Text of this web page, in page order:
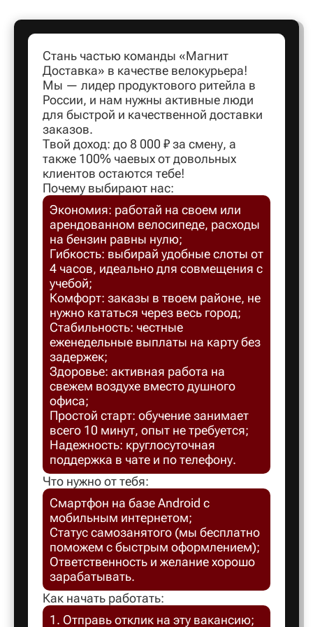
Артем
Ачинск
Балаково
Балахна
Барнаул
Безенчук
Белая
Стань частью команды «Магнит
Доставка» в качестве велокурьера!
Мы — лидер продуктового ритейла в
России, и нам нужны активные люди
для быстрой и качественной доставки
заказов.
Твой доход: до 8 000 ₽ за смену, а
также 100% чаевых от довольных
клиентов остаются тебе!
Почему выбирают нас:
Экономия: работай на своем или
арендованном велосипеде, расходы
на бензин равны нулю;
Гибкость: выбирай удобные слоты от
4 часов, идеально для совмещения с
учебой;
Комфорт: заказы в твоем районе, не
нужно кататься через весь город;
Стабильность: честные
еженедельные выплаты на карту без
задержек;
Здоровье: активная работа на
свежем воздухе вместо душного
офиса;
Простой старт: обучение занимает
всего 10 минут, опыт не требуется;
Надежность: круглосуточная
поддержка в чате и по телефону.
Что нужно от тебя:
Смартфон на базе Android с
мобильным интернетом;
Статус самозанятого (мы бесплатно
поможем с быстрым оформлением);
Ответственность и желание хорошо
зарабатывать.
Как начать работать:
1. Отправь отклик на эту вакансию;